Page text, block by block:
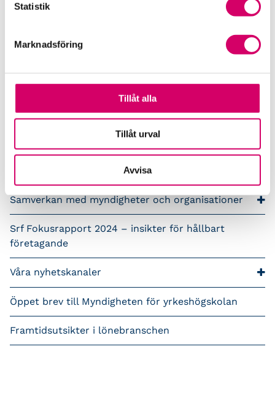
Statistik
Marknadsföring
Tillåt alla
Tillåt urval
Avvisa
Prenumerera på våra nyhetsbrev
Pressrum
Samverkan med myndigheter och organisationer
Srf Fokusrapport 2024 – insikter för hållbart
företagande
Våra nyhetskanaler
Öppet brev till Myndigheten för yrkeshögskolan
Framtidsutsikter i lönebranschen